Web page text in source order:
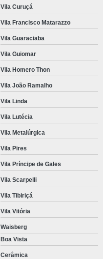
Vila Curuçá
Vila Francisco Matarazzo
Vila Guaraciaba
Vila Guiomar
Vila Homero Thon
Vila João Ramalho
Vila Linda
Vila Lutécia
Vila Metalúrgica
Vila Pires
Vila Príncipe de Gales
Vila Scarpelli
Vila Tibiriçá
Vila Vitória
Waisberg
Boa Vista
Cerâmica